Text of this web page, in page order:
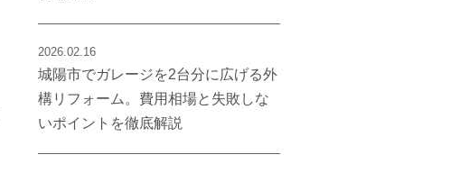
2026.02.16
城陽市でガレージを2台分に広げる外
構リフォーム。費用相場と失敗しな
いポイントを徹底解説